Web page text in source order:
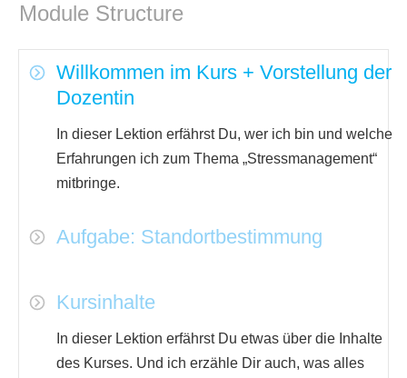
Module Structure
Willkommen im Kurs + Vorstellung der
Dozentin
In dieser Lektion erfährst Du, wer ich bin und welche
Erfahrungen ich zum Thema „Stressmanagement“
mitbringe.
Aufgabe: Standortbestimmung
Kursinhalte
In dieser Lektion erfährst Du etwas über die Inhalte
des Kurses. Und ich erzähle Dir auch, was alles